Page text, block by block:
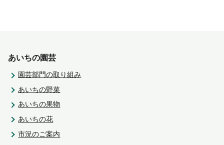
あいちの園芸
園芸部門の取り組み
あいちの野菜
あいちの果物
あいちの花
市況のご案内